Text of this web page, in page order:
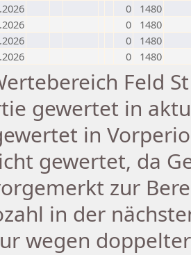
0
1480
0
1480
0
1480
0 1480
Feld
gewertet in
in
gewertet, da
zur
in der
wegen